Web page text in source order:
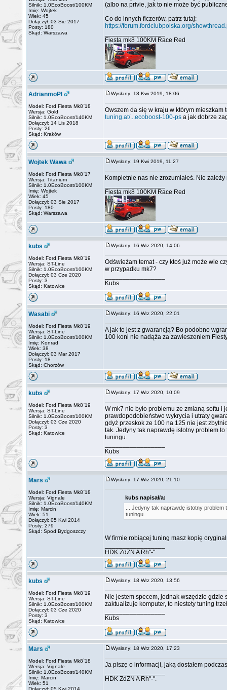
Silnik: 1.0EcoBoost/100KM
Imię: Wojtek
Wiek: 45
Dołączył: 03 Sie 2017
Posty: 180
Skąd: Warszawa
(albo na privie, jak to nie może być
Co do innych ficzerów, patrz tutaj:
https://forum.fordclubpolska.org/
Fiesta mk8 100KM Race Red
AdrianmoPl
Model: Ford Fiesta Mk8`18
Wersja: Gold
Silnik: 1.0EcoBoost/140KM
Dołączył: 14 Lis 2018
Posty: 26
Skąd: Kraków
Wysłany: 18 Kwi 2019, 18:06
Owszem da się w kraju w którym
tuning.at/...ecoboost-100-ps a jak dobrze
Wojtek Wawa
Model: Ford Fiesta Mk8`17
Wersja: Titanium
Silnik: 1.0EcoBoost/100KM
Imię: Wojtek
Wiek: 45
Dołączył: 03 Sie 2017
Posty: 180
Skąd: Warszawa
Wysłany: 19 Kwi 2019, 11:27
Kompletnie nas nie zrozumiałeś. Nie
Fiesta mk8 100KM Race Red
kubs
Model: Ford Fiesta Mk8`19
Wersja: ST-Line
Silnik: 1.0EcoBoost/100KM
Dołączył: 03 Cze 2020
Posty: 3
Skąd: Katowice
Wysłany: 16 Wrz 2020, 14:06
Odświeżam temat - czy ktoś już może wie
w przypadku mk7?
Kubs
Wasabi
Model: Ford Fiesta Mk8`19
Wersja: ST-Line
Silnik: 1.0EcoBoost/100KM
Imię: Konrad
Wiek: 38
Dołączył: 03 Mar 2017
Posty: 18
Skąd: Chorzów
Wysłany: 16 Wrz 2020, 22:01
A jak to jest z gwarancją? Bo podobno
100 koni nie nadąża za zawieszeniem
kubs
Model: Ford Fiesta Mk8`19
Wersja: ST-Line
Silnik: 1.0EcoBoost/100KM
Dołączył: 03 Cze 2020
Posty: 3
Skąd: Katowice
Wysłany: 17 Wrz 2020, 10:09
W mk7 nie było problemu ze zmianą softu
prawdopodobieństwo wykrycia i utraty
gdyż przeskok ze 100 na 125 nie jest
tak. Jedyny tak naprawdę istotny problem
tuningu.
Kubs
Mars
Model: Ford Fiesta Mk8`18
Wersja: Vignale
Silnik: 1.0EcoBoost/140KM
Imię: Marcin
Wiek: 51
Dołączył: 05 Kwi 2014
Posty: 279
Skąd: Spod Bydgoszczy
Wysłany: 17 Wrz 2020, 21:10
kubs napisał/a:
... Jedyny tak naprawdę istotny
tuningu.
W firmie robiącej tuning masz kopię
HDK ZdZN A Rh"-".
kubs
Model: Ford Fiesta Mk8`19
Wersja: ST-Line
Silnik: 1.0EcoBoost/100KM
Dołączył: 03 Cze 2020
Posty: 3
Skąd: Katowice
Wysłany: 18 Wrz 2020, 13:56
Nie jestem specem, jednak wszędzie gdzie
zaktualizuje komputer, to niestety tuning
Kubs
Mars
Model: Ford Fiesta Mk8`18
Wersja: Vignale
Silnik: 1.0EcoBoost/140KM
Imię: Marcin
Wiek: 51
Dołączył: 05 Kwi 2014
Wysłany: 18 Wrz 2020, 17:23
Ja piszę o informacji, jaką dostałem
HDK ZdZN A Rh"-".